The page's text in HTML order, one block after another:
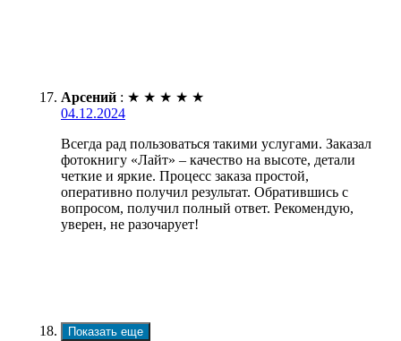
Арсений : ★ ★ ★ ★ ★
04.12.2024
Всегда рад пользоваться такими услугами. Заказал
фотокнигу «Лайт» – качество на высоте, детали
четкие и яркие. Процесс заказа простой,
оперативно получил результат. Обратившись с
вопросом, получил полный ответ. Рекомендую,
уверен, не разочарует!
Показать еще